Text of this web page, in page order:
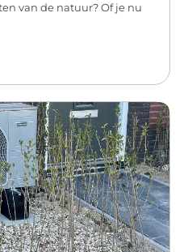
van de natuur? Of je nu